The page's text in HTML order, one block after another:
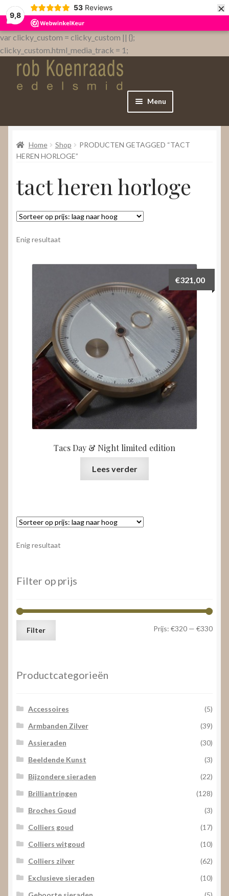
9,8
53 Reviews ×
var clicky_custom = clicky_custom || {};
clicky_custom.html_media_track = 1;
Menu
Home
WebShop
Over
Nieuws
Video’s
uitvouwen
Home Shop
PRODUCTEN GETAGGED “TACT
HEREN HORLOGE”
tact heren horloge
Enig resultaat
Tacs Day & Night limited edition
€321,00
Lees verder
Enig resultaat
Filter op prijs
Min.
Max.
Filter Prijs: €320 — €330
Productcategorieën
Accessoires
(5)
Armbanden Zilver
(39)
Assieraden
(30)
Beeldende Kunst
(3)
Bijzondere sieraden
(22)
Brilliantringen
(128)
Broches Goud
(3)
Colliers goud
(17)
Colliers witgoud
(10)
Colliers zilver
(62)
Exclusieve sieraden
(10)